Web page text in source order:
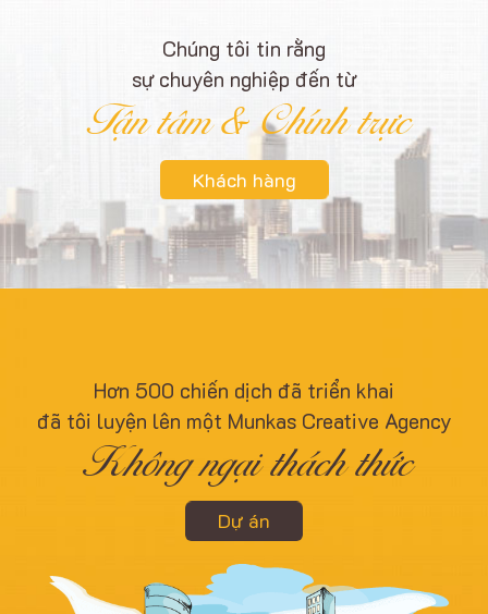
Chúng tôi tin rằng
sự chuyên nghiệp đến từ
Tận tâm & Chính trực
Khách hàng
Hơn 500 chiến dịch đã triển khai
đã tôi luyện lên một Munkas Creative Agency
Không ngại thách thức
Dự án